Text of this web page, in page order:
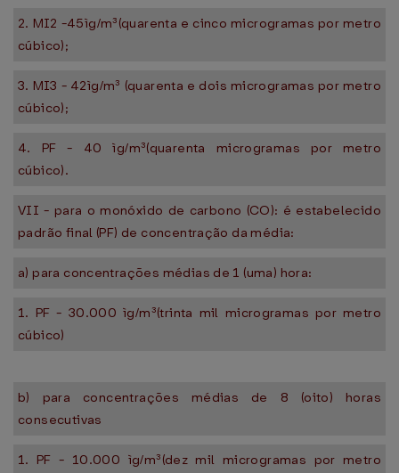
2. MI2 -45ìg/m³(quarenta e cinco microgramas por metro
cúbico);
3. MI3 - 42ìg/m³ (quarenta e dois microgramas por metro
cúbico);
4. PF - 40 ìg/m³(quarenta microgramas por metro
cúbico).
VII - para o monóxido de carbono (CO): é estabelecido
padrão final (PF) de concentração da média:
a) para concentrações médias de 1 (uma) hora:
1. PF - 30.000 ìg/m³(trinta mil microgramas por metro
cúbico)
b) para concentrações médias de 8 (oito) horas
consecutivas
1. PF - 10.000 ìg/m³(dez mil microgramas por metro